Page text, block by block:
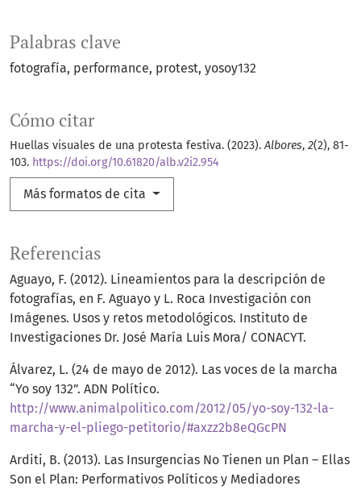
Palabras clave
fotografía performance protest yosoy132
Cómo citar
Huellas visuales de una protesta festiva. (2023).Albores, 2(2), 81-
103. https://doi.org/10.61820/alb.v2i2.954
Más formatos de cita
Referencias
Aguayo, F. (2012). Lineamientos para la descripción de
fotografías, en F. Aguayo y L. Roca Investigación con
Imágenes. Usos y retos metodológicos. Instituto de
Investigaciones Dr. José María Luis Mora/ CONACYT.
Álvarez, L. (24 de mayo de 2012). Las voces de la marcha
“Yo soy 132”. ADN Político.
http://www.animalpolitico.com/2012/05/yo-soy-132-la-
marcha-y-el-pliego-petitorio/#axzz2b8eQGcPN
Arditi, B. (2013). Las Insurgencias No Tienen un Plan – Ellas
Son el Plan: Performativos Políticos y Mediadores